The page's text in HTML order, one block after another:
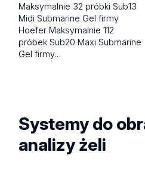
Maksymalnie 32 próbki Sub13
Midi Submarine Gel firmy
Hoefer Maksymalnie 112
próbek Sub20 Maxi Submarine
Gel firmy…
Systemy do
analizy żeli